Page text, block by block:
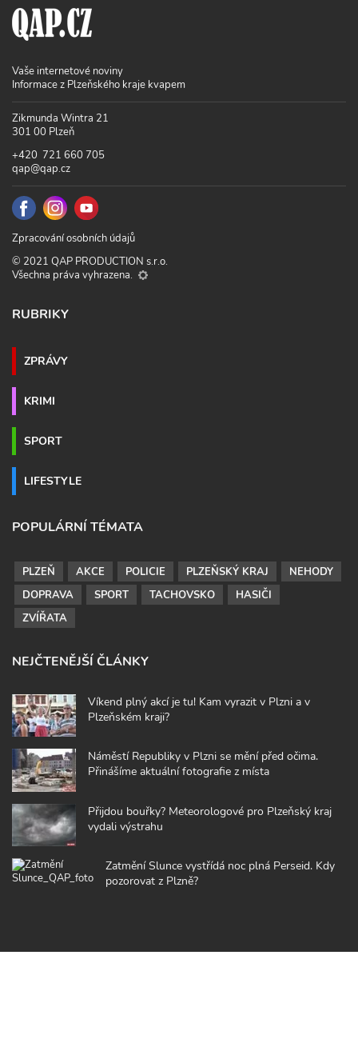
Vaše internetové noviny
Informace z Plzeňského kraje kvapem
Zikmunda Wintra 21
301 00 Plzeň
+420 721 660 705
qap@qap.cz
Zpracování osobních údajů
© 2021 QAP PRODUCTION s.r.o.
Všechna práva vyhrazena.
RUBRIKY
ZPRÁVY
KRIMI
SPORT
LIFESTYLE
POPULÁRNÍ TÉMATA
PLZEŇ AKCE POLICIE PLZEŇSKÝ KRAJ
NEHODY
DOPRAVA
SPORT TACHOVSKO
HASIČI
ZVÍŘATA
NEJČTENĚJŠÍ ČLÁNKY
Víkend plný akcí je tu! Kam vyrazit v Plzni a v
Plzeňském kraji?
Náměstí Republiky v Plzni se mění před očima.
Přinášíme aktuální fotografie z místa
Přijdou bouřky? Meteorologové pro Plzeňský kraj
vydali výstrahu
Zatmění Slunce vystřídá noc plná Perseid. Kdy
pozorovat z Plzně?